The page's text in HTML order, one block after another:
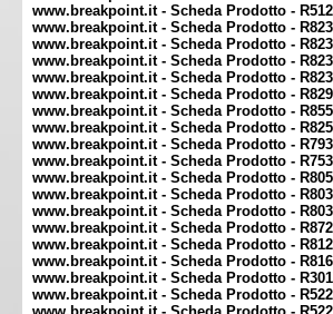
www.breakpoint.it - Scheda Prodotto -
www.breakpoint.it - Scheda Prodotto -
www.breakpoint.it - Scheda Prodotto -
www.breakpoint.it - Scheda Prodotto -
www.breakpoint.it - Scheda Prodotto -
www.breakpoint.it - Scheda Prodotto -
www.breakpoint.it - Scheda Prodotto -
www.breakpoint.it - Scheda Prodotto -
www.breakpoint.it - Scheda Prodotto -
www.breakpoint.it - Scheda Prodotto -
www.breakpoint.it - Scheda Prodotto -
www.breakpoint.it - Scheda Prodotto -
www.breakpoint.it - Scheda Prodotto -
www.breakpoint.it - Scheda Prodotto -
www.breakpoint.it - Scheda Prodotto -
www.breakpoint.it - Scheda Prodotto -
www.breakpoint.it - Scheda Prodotto -
www.breakpoint.it - Scheda Prodotto -